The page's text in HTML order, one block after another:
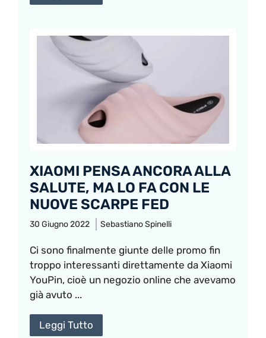
XIAOMI PENSA ANCORA ALLA
SALUTE, MA LO FA CON LE
NUOVE SCARPE FED
30 Giugno 2022 Sebastiano Spinelli
Ci sono finalmente giunte delle promo fin
troppo interessanti direttamente da Xiaomi
YouPin, cioè un negozio online che avevamo
già avuto ...
Leggi Tutto